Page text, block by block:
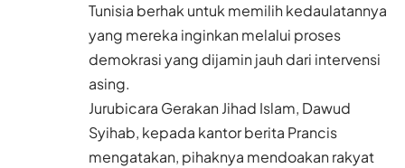
Tunisia berhak untuk memilih kedaulatannya
yang mereka inginkan melalui proses
demokrasi yang dijamin jauh dari intervensi
asing.
Jurubicara Gerakan Jihad Islam, Dawud
Syihab, kepada kantor berita Prancis
mengatakan, pihaknya mendoakan rakyat